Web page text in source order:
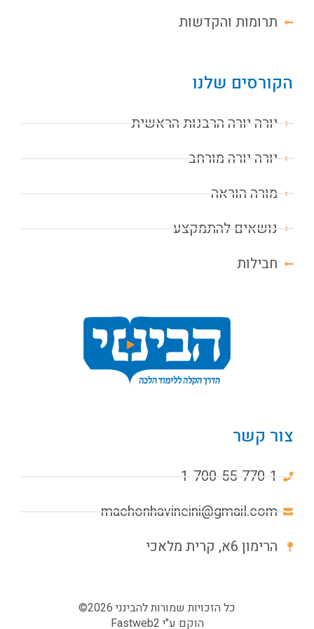
תרומות והקדשות
הקורסים שלנו
יורה יורה הרבנות הראשית
יורה יורה מורחב
מורה הוראה
נושאים להתמקצע
חבילות
צור קשר
1-700-55-770-1
machonhavineini@gmail.com
הרימון 6א, קרית מלאכי
כל הזכויות שמורות להבינני 2026©
הוקם ע"י Fastweb2